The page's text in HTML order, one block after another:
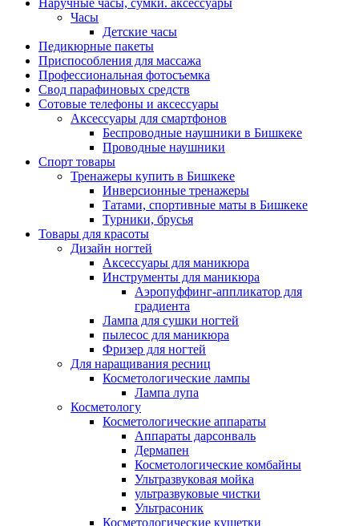
Наручные часы, сумки. аксессуары
Часы
Детские часы
Педикюрные пакеты
Приспособления для массажа
Профессиональная фотосъемка
Свод парафиновых средств
Сотовые телефоны и аксессуары
Аксессуары для смартфонов
Беспроводные наушники в Бишкеке
Проводные наушники
Спорт товары
Тренажеры купить в Бишкеке
Инверсионные тренажеры
Татами, спортивные маты в Бишкеке
Турники, брусья
Товары для красоты
Дизайн ногтей
Аксессуары для маникюра
Инструменты для маникюра
Аэропуффинг-аппликатор для
градиента
Лампа для сушки ногтей
пылесос для маникюра
Фризер для ногтей
Для наращивания ресниц
Косметологические лампы
Лампа лупа
Косметологу
Косметологические аппараты
Аппараты дарсонваль
Дермапен
Косметологические комбайны
Ультразвуковая мойка
ультразвуковые чистки
Ультрасоник
Косметологические кушетки